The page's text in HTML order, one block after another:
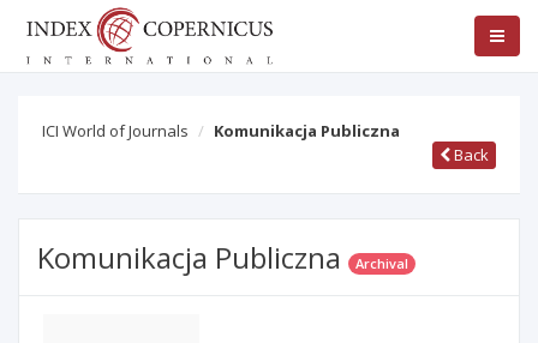
ICI World of Journals
Komunikacja Publiczna
Back
Komunikacja Publiczna Archival